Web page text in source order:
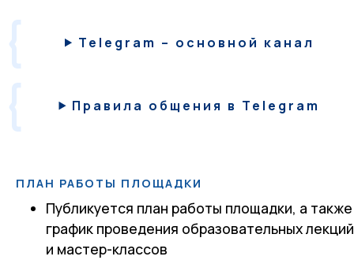
Telegram – основной канал
Правила общения в Telegram
ПЛАН РАБОТЫ ПЛОЩАДКИ
Публикуется план работы площадки, а также
график проведения образовательных лекций
и мастер-классов